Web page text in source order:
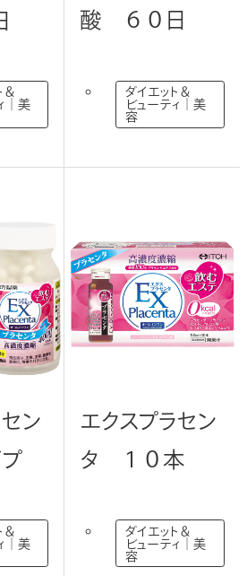
へ（ODM/OEM）
＆
｜美
酸 ６０日
ダイエット＆
ビューティ｜美
容
ン
＆
｜美
エクスプラセン
タ １０本
ダイエット＆
ビューティ｜美
容